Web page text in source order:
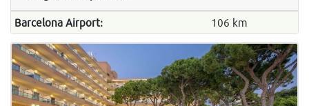
Barcelona Airport: 106 km